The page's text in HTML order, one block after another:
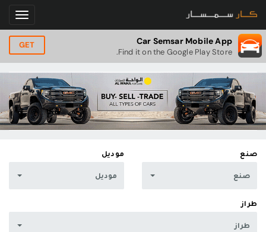
Car Semsar Mobile App
Find it on the Google Play Store.
GET
صنع
صنع
موديل
موديل
طراز
طراز